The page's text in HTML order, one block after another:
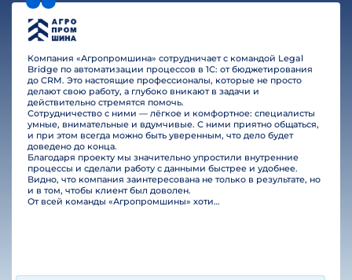
Компания «Агропромшина» сотрудничает с командой Legal
Bridge по автоматизации процессов в 1С: от бюджетирования
до CRM. Это настоящие профессионалы, которые не просто
делают свою работу, а глубоко вникают в задачи и
действительно стремятся помочь.
Сотрудничество с ними — лёгкое и комфортное: специалисты
умные, внимательные и вдумчивые. С ними приятно общаться,
и при этом всегда можно быть уверенным, что дело будет
доведено до конца.
Благодаря проекту мы значительно упростили внутренние
процессы и сделали работу с данными быстрее и удобнее.
Видно, что компания заинтересована не только в результате, но
и в том, чтобы клиент был доволен.
От всей команды «Агропромшины» хотим поблагодарить специалистов Legal Bridge за отличную работу и человеческое отношение.…